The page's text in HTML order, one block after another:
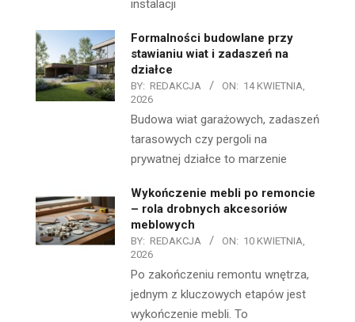
instalacji
Formalności budowlane przy
stawianiu wiat i zadaszeń na
działce
BY: REDAKCJA ON: 14 KWIETNIA,
2026
Budowa wiat garażowych, zadaszeń
tarasowych czy pergoli na
prywatnej działce to marzenie
Wykończenie mebli po remoncie
– rola drobnych akcesoriów
meblowych
BY: REDAKCJA ON: 10 KWIETNIA,
2026
Po zakończeniu remontu wnętrza,
jednym z kluczowych etapów jest
wykończenie mebli. To